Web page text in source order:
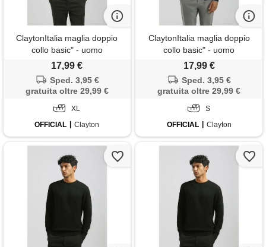
ClaytonItalia maglia doppio
collo basic" - uomo
17,99 €
Sped. 3,95 €
gratuita oltre 29,99 €
XL
OFFICIAL
Clayton
ClaytonItalia maglia doppio
collo basic" - uomo
17,99 €
Sped. 3,95 €
gratuita oltre 29,99 €
S
OFFICIAL
Clayton